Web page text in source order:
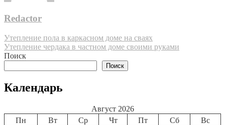
Redactor
Навигация
по
Утепление пола в каркасном доме на сваях
Утепление чердака в частном доме своими руками
Поиск
Поиск
Календарь
Август 2026
Пн
Вт Ср Чт Пт Сб
Вс